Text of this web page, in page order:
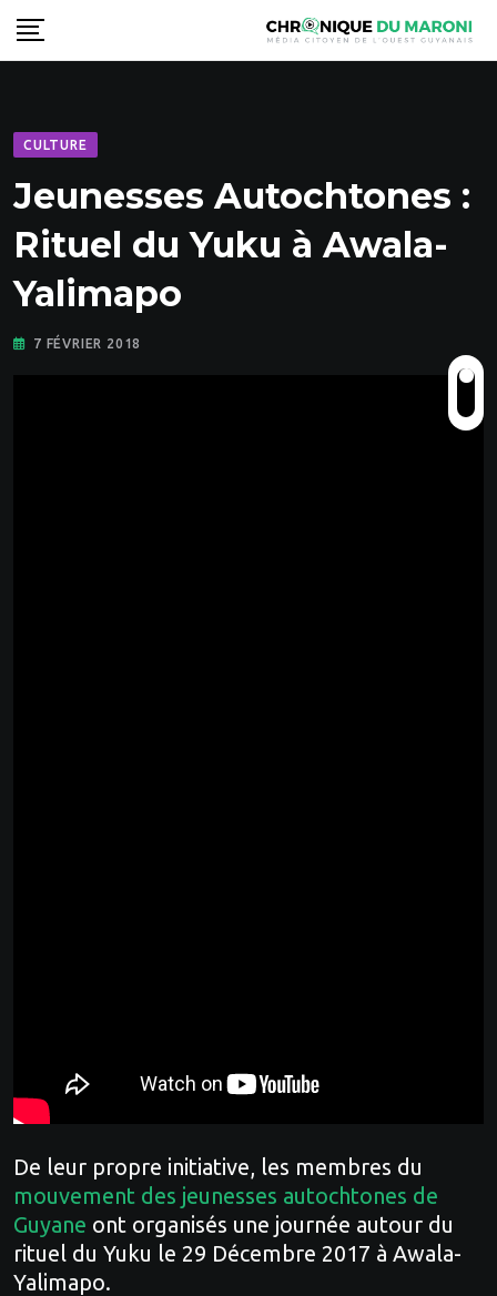
Skip
to
CULTURE
Jeunesses Autochtones :
Rituel du Yuku à Awala-
Yalimapo
7 FÉVRIER 2018
De leur propre initiative, les membres du
mouvement des jeunesses autochtones de
Guyane ont organisés une journée autour du
rituel du Yuku le 29 Décembre 2017 à Awala-
Yalimapo.